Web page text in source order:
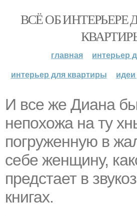
ВСЁ ОБ
главная
интерьер
интерьер для квартиры
И все же Диана
непохожа на ту
погруженную в
себе женщину,
предстает в
книгах.